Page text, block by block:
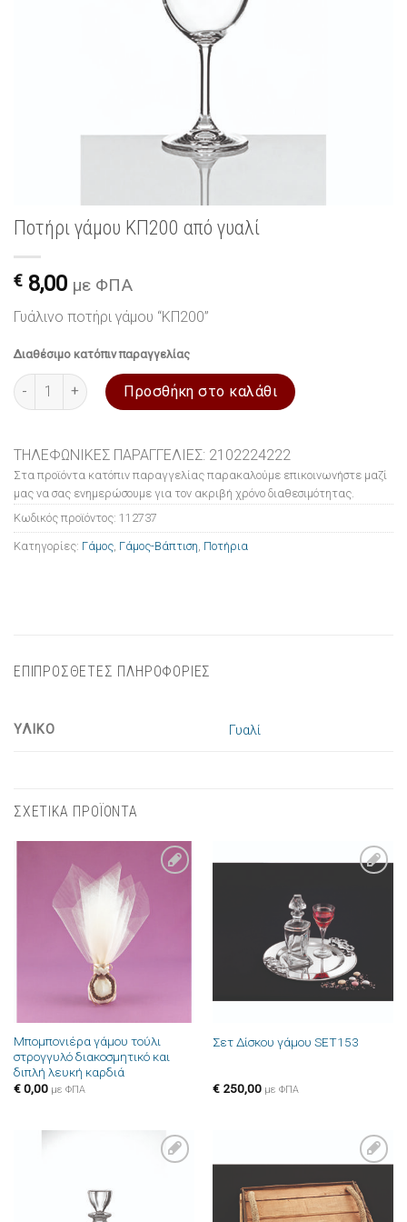
Ποτήρι γάμου ΚΠ200 από γυαλί
€ 8,00 με ΦΠΑ
Γυάλινο ποτήρι γάμου “ΚΠ200”
Διαθέσιμο κατόπιν παραγγελίας
Ποτήρι γάμου ΚΠ200 από γυαλί ποσότητα
Προσθήκη στο καλάθι
ΤΗΛΕΦΩΝΙΚΕΣ ΠΑΡΑΓΓΕΛΙΕΣ: 2102224222
Στα προϊόντα κατόπιν παραγγελίας παρακαλούμε επικοινωνήστε μαζί
μας να σας ενημερώσουμε για τον ακριβή χρόνο διαθεσιμότητας.
Κωδικός προϊόντος: 112737
Κατηγορίες: Γάμος Γάμος-Βάπτιση Ποτήρια
ΕΠΙΠΡΟΣΘΕΤΕΣ ΠΛΗΡΟΦΟΡΙΕΣ
ΥΛΙΚΟ Γυαλί
ΣΧΕΤΙΚΑ ΠΡΟΪΟΝΤΑ
Πρόσθήκη
στην λίστα
επιθυμιών
Μπομπονιέρα γάμου τούλι
στρογγυλό διακοσμητικό και
διπλή λευκή καρδιά
€0,00 με ΦΠΑ
επιθυμιών
Σετ Δίσκου γάμου SET153
€250,00 με ΦΠΑ
στην λίστα
επιθυμιών